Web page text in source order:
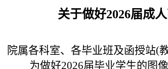
关于做好2026届成
院属各科室、各毕业班及函授站(
为做好2026届毕业学生的图像